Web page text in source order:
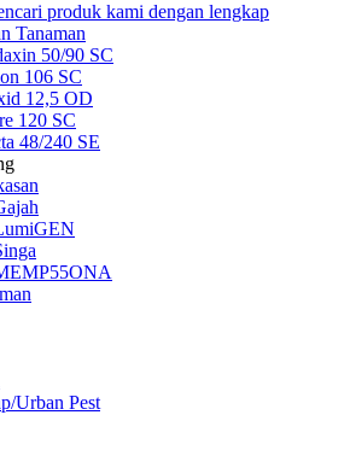
produk kami dengan lengkap
Tanaman
50/90 SC
106 SC
12,5 OD
120 SC
48/240 SE
Urban Pest